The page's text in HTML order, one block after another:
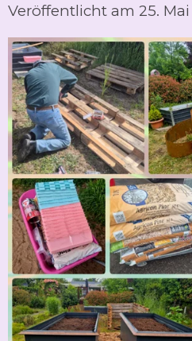
Veröffentlicht am 25. Mai